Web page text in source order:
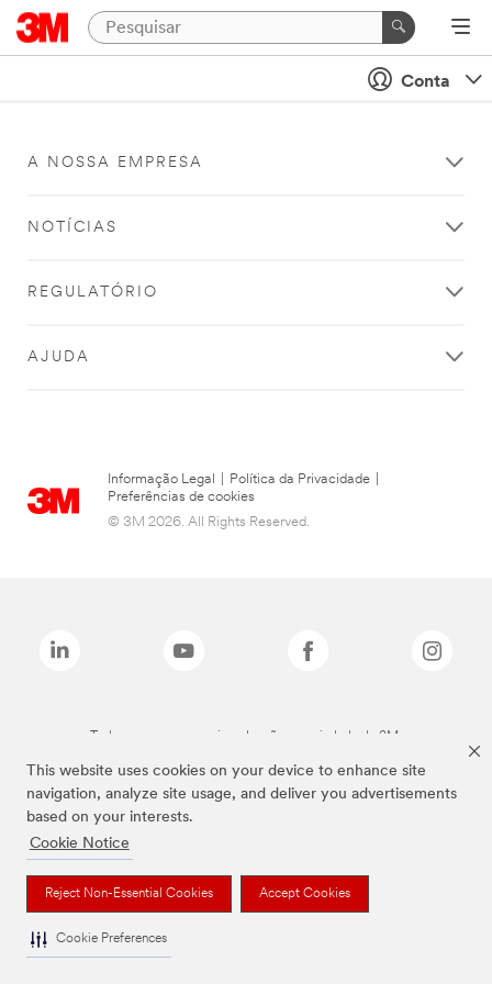
This website uses cookies on your device to enhance site
navigation, analyze site usage, and deliver you advertisements
based on your interests.
Cookie Notice
Reject Non-Essential Cookies Accept Cookies
Cookie Preferences
Conta
A NOSSA EMPRESA
NOTÍCIAS
REGULATÓRIO
AJUDA
Informação Legal Política da Privacidade
Preferências de cookies
© 3M 2026. All Rights Reserved.
Todas as marcas mencionadas são propriedade da 3M.